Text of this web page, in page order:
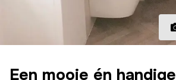
Een mooie én handige